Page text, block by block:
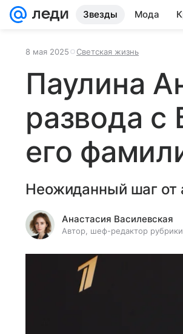
Звезды Мода
8 мая 2025 Светская жизнь
Паулина
развода с
его
Неожиданный шаг от
Анастасия Василевская
Автор, шеф-редактор